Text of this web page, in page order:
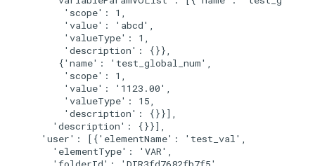
     'scope': 1,
     'value': 'abcd',
     'valueType': 1,
     'description': {}},
    {'name': 'test_global_num',
     'scope': 1,
     'value': '1123.00',
     'valueType': 15,
     'description': {}}],
   'description': {}}],
'user': [{'elementName': 'test_val',
   'elementType': 'VAR',